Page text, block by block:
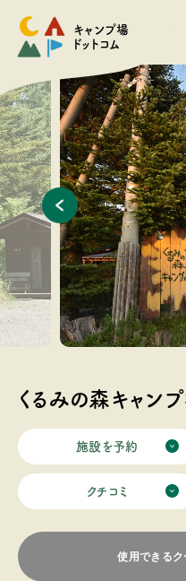
キャンプ場
ドットコム
予約
くるみの森キャン
施設を予約
クチコミ
使用できる